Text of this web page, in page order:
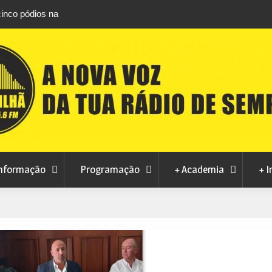
pódios na
coletivo
total do Sol de 12 de agosto
Programação + Academia +